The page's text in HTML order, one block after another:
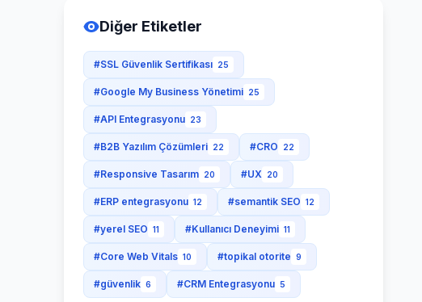
Diğer Etiketler
#SSL Güvenlik Sertifikası 25
#Google My Business Yönetimi 25
#API Entegrasyonu 23
#B2B Yazılım Çözümleri 22 #CRO 22
#Responsive Tasarım 20 #UX 20
#ERP entegrasyonu 12 #semantik SEO 12
#yerel SEO 11 #Kullanıcı Deneyimi 11
#Core Web Vitals 10 #topikal otorite 9
#güvenlik 6 #CRM Entegrasyonu 5